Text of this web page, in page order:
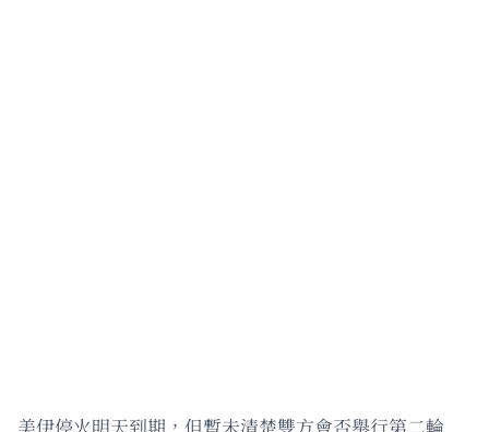
美伊停火明天到期，但暫未清楚雙方會否舉行第二輪